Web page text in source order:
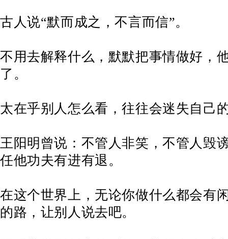
古人说“默而成之，不言而信”。
不用去解释什么，默默把事情做好，
了。
太在乎别人怎么看，往往会迷失自己
王阳明曾说：不管人非笑，不管人毁
任他功夫有进有退。
在这个世界上，无论你做什么都会有
的路，让别人说去吧。